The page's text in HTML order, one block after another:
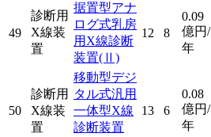
49
診断用
X線装
置
据置型アナ
ログ式乳房
用X線診断
装置(Ⅱ)
12 8
0.09
億円/
年
50
診断用
X線装
置
移動型デジ
タル式汎用
一体型X線
診断装置
13 6
0.08
億円/
年